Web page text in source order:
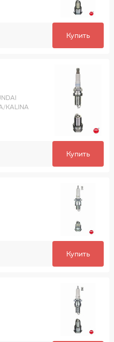
Купить
KALINA
Купить
Купить